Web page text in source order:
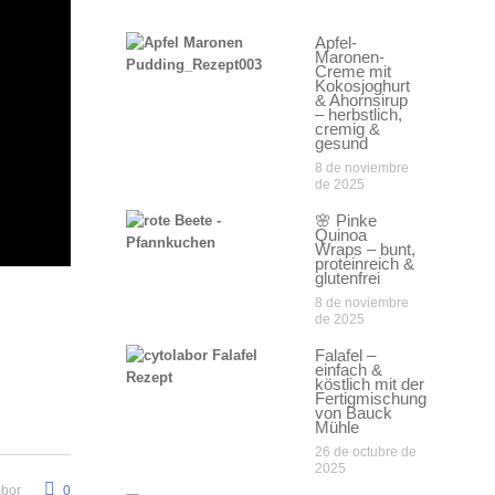
0
Apfel-
Maronen-
Creme mit
Kokosjoghurt
& Ahornsirup
– herbstlich,
cremig &
gesund
8 de noviembre
de 2025
🌸 Pinke
Quinoa
Wraps – bunt,
proteinreich &
glutenfrei
8 de noviembre
de 2025
Falafel –
einfach &
köstlich mit der
Fertigmischung
von Bauck
Mühle
26 de octubre de
2025